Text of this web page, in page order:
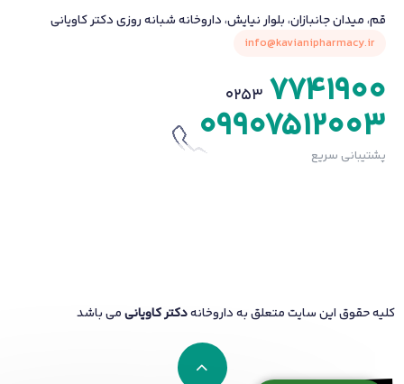
قم، میدان جانبازان، بلوار نیایش، داروخانه شبانه روزی دکتر کاویانی
info@kavianipharmacy.ir
0253 7741900
09907512003
پشتیبانی سریع
کلیه حقوق این سایت متعلق به داروخانهدکتر کاویانیمی باشد